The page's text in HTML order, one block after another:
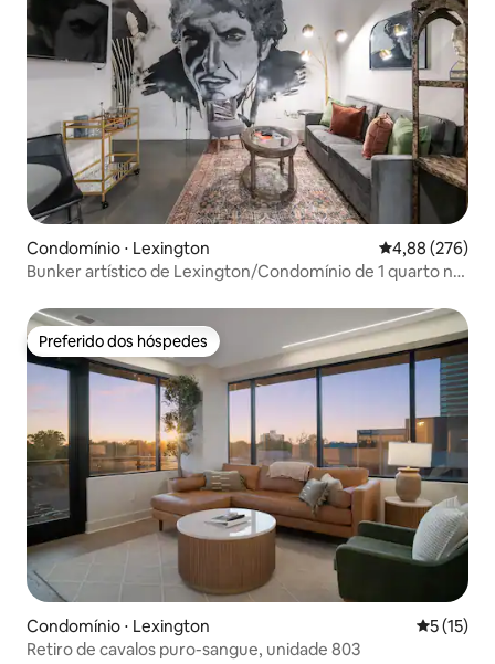
Condomínio ⋅ Lexington 4,88 de uma
4,88 (276)
Bunker artístico de Lexington/Condomínio de 1 quarto no
Preferido dos hóspedes
Preferido dos hóspedes
Condomínio ⋅ Lexington 5 de uma
5 (15)
Retiro de cavalos puro-sangue, unidade 803